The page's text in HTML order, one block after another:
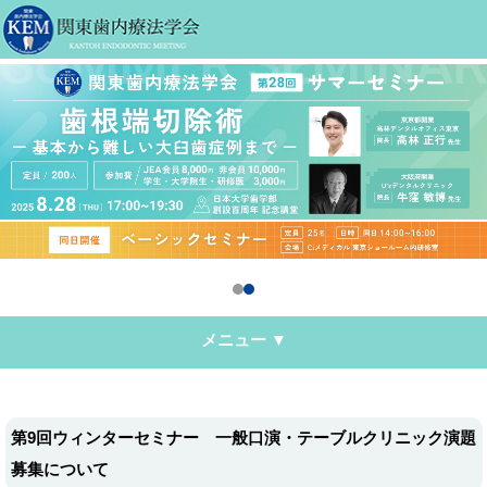
メニュー ▼
第9回ウィンターセミナー 一般口演・テーブルクリニック演題
募集について